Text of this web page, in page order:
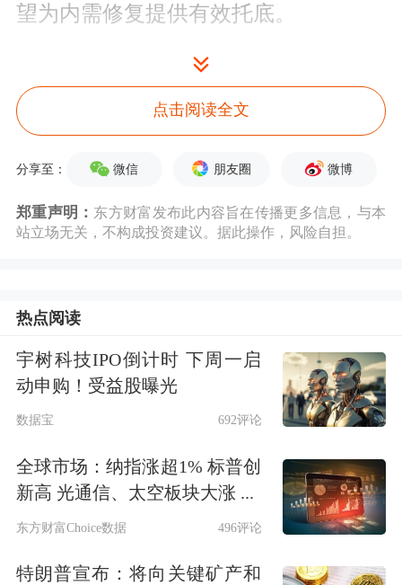
望为内需修复提供有效托底。
据了解，渣打银行财富管理团队的最新
研判聚焦三大主题：一是出口引擎强
劲，但动能切换窗口临近；二是能源价
格回落，成本压力边际改善；三是政策
从“留空间”转向“加力落地”，效果验证
具体来看，上半年出口受人工智能硬件
出口同比增速接近20%，工业增加值同
比增长4.5%。“中国充裕的
电力产能与
能算力竞争提供了战略基础——数据中
心高耗能的特性，恰好与中国充裕的电
力产能形成战略互补。”该团队指出。
点击阅读全文
分享至： 微信 朋友圈 微博
郑重声明： 东方财富发布此内容旨在传播更多信息，与本
站立场无关，不构成投资建议。据此操作，风险自担。
热点阅读
宇树科技IPO倒计时 下周一启
动申购！受益股曝光
数据宝 692评论
全球市场：纳指涨超1% 标普创
新高 光通信、太空板块大涨 ...
东方财富Choice数据 496评论
特朗普宣布：将向关键矿产和